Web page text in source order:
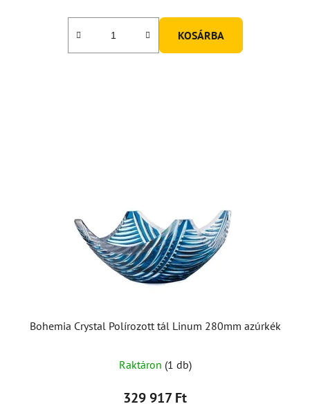
KOSÁRBA
Bohemia Crystal Polírozott tál Linum 280mm azúrkék
Raktáron (1 db)
329 917 Ft